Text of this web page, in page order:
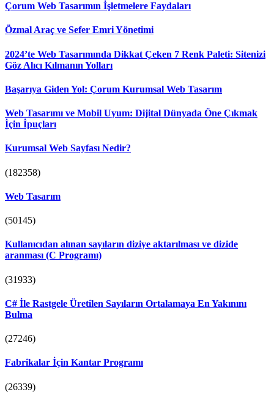
Çorum Web Tasarımın İşletmelere Faydaları
Özmal Araç ve Sefer Emri Yönetimi
2024’te Web Tasarımında Dikkat Çeken 7 Renk Paleti: Sitenizi
Göz Alıcı Kılmanın Yolları
Başarıya Giden Yol: Çorum Kurumsal Web Tasarım
Web Tasarımı ve Mobil Uyum: Dijital Dünyada Öne Çıkmak
İçin İpuçları
Kurumsal Web Sayfası Nedir?
(182358)
Web Tasarım
(50145)
Kullanıcıdan alınan sayıların diziye aktarılması ve dizide
aranması (C Programı)
(31933)
C# İle Rastgele Üretilen Sayıların Ortalamaya En Yakınını
Bulma
(27246)
Fabrikalar İçin Kantar Programı
(26339)